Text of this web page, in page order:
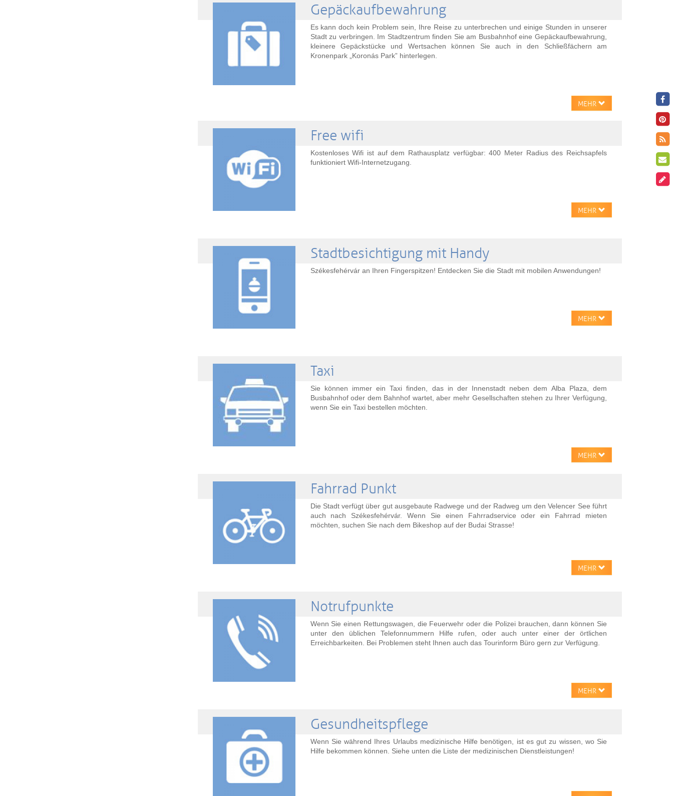
Gepäckaufbewahrung
Es kann doch kein Problem sein, Ihre Reise zu unterbrechen und einige Stunden in unserer
Stadt zu verbringen. Im Stadtzentrum finden Sie am Busbahnhof eine Gepäckaufbewahrung,
kleinere Gepäckstücke und Wertsachen können Sie auch in den Schließfächern am
Kronenpark „Koronás Park” hinterlegen.
MEHR
Free wifi
Kostenloses Wifi ist auf dem Rathausplatz verfügbar: 400 Meter Radius des Reichsapfels
funktioniert Wifi-Internetzugang.
MEHR
Stadtbesichtigung mit Handy
Székesfehérvár an Ihren Fingerspitzen! Entdecken Sie die Stadt mit mobilen Anwendungen!
MEHR
Taxi
Sie können immer ein Taxi finden, das in der Innenstadt neben dem Alba Plaza, dem
Busbahnhof oder dem Bahnhof wartet, aber mehr Gesellschaften stehen zu Ihrer Verfügung,
wenn Sie ein Taxi bestellen möchten.
MEHR
Fahrrad Punkt
Die Stadt verfügt über gut ausgebaute Radwege und der Radweg um den Velencer See führt
auch nach Székesfehérvár. Wenn Sie einen Fahrradservice oder ein Fahrrad mieten
möchten, suchen Sie nach dem Bikeshop auf der Budai Strasse!
MEHR
Notrufpunkte
Wenn Sie einen Rettungswagen, die Feuerwehr oder die Polizei brauchen, dann können Sie
unter den üblichen Telefonnummern Hilfe rufen, oder auch unter einer der örtlichen
Erreichbarkeiten. Bei Problemen steht Ihnen auch das Tourinform Büro gern zur Verfügung.
MEHR
Gesundheitspflege
Wenn Sie während Ihres Urlaubs medizinische Hilfe benötigen, ist es gut zu wissen, wo Sie
Hilfe bekommen können. Siehe unten die Liste der medizinischen Dienstleistungen!